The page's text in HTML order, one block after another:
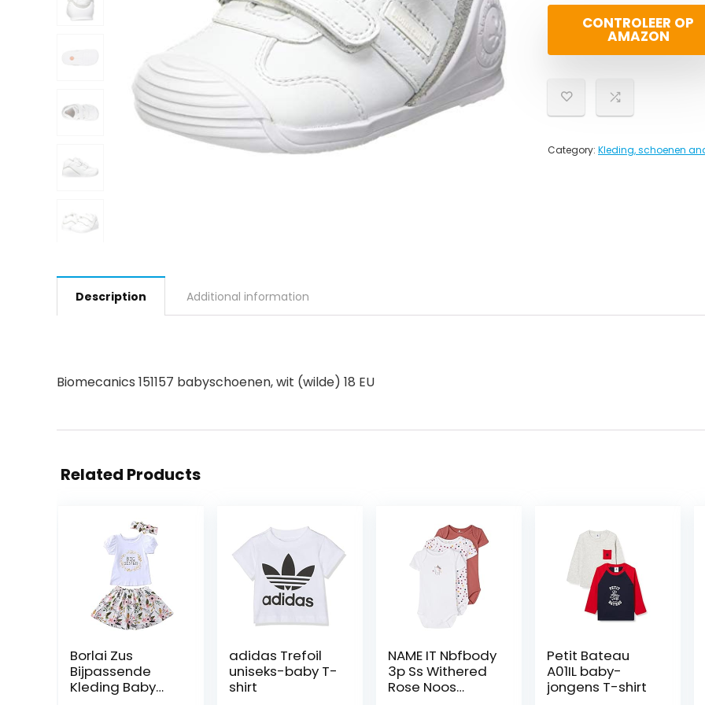
CONTROLEER OP
AMAZON
Category: Kleding, schoenen
Description Additional information
Biomecanics 151157 babyschoenen, wit (wilde) 18 EU
Related Products
Borlai Zus
Bijpassende
Kleding Baby
adidas Trefoil
uniseks-baby T-
shirt
NAME IT Nbfbody
3p Ss Withered
Rose Noos
Petit Bateau
A01IL baby-
jongens T-shirt